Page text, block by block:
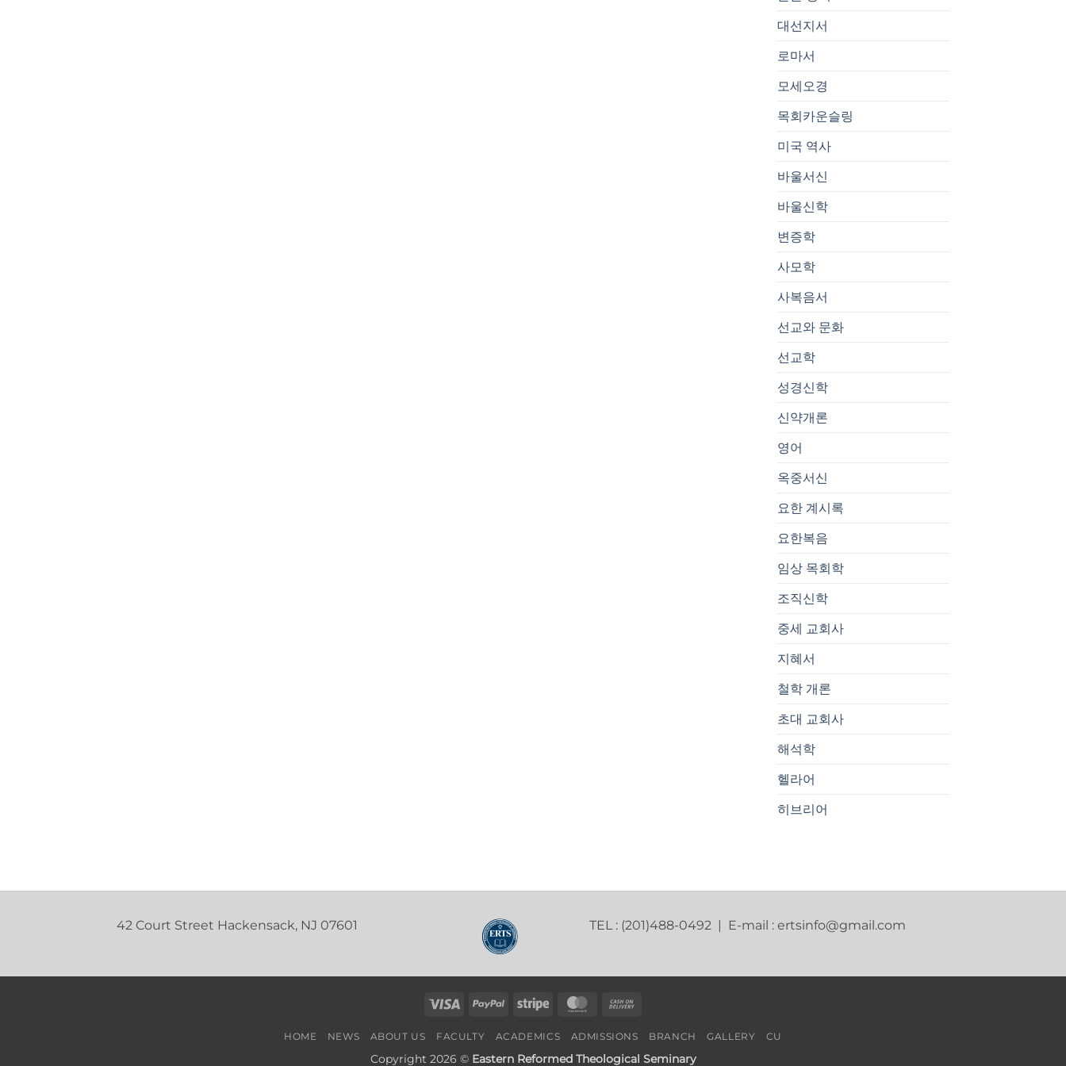
대선지서
로마서
모세오경
목회카운슬링
미국 역사
바울서신
바울신학
변증학
사모학
사복음서
선교와 문화
선교학
성경신학
신약개론
영어
옥중서신
요한 계시록
요한복음
임상 목회학
조직신학
중세 교회사
지혜서
철학 개론
초대 교회사
해석학
헬라어
히브리어
42 Court Street Hackensack, NJ 07601 TEL : (201)488-0492 | E-mail : ertsinfo@gmail.com
Visa PayPal Stripe MasterCard
Delivery
HOME NEWS ABOUT US FACULTY ACADEMICS ADMISSIONS BRANCH GALLERY CU
Copyright 2026 © Eastern Reformed Theological Seminary